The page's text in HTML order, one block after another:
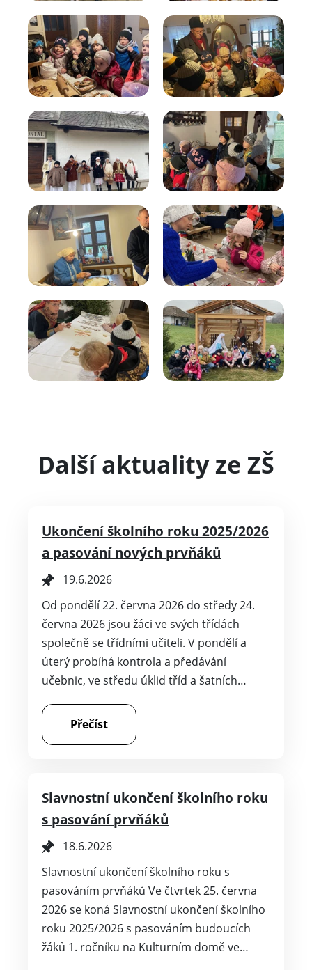
Další aktuality ze ZŠ
Ukončení školního roku 2025/2026
a pasování nových prvňáků
19.6.2026
Od pondělí 22. června 2026 do středy 24.
června 2026 jsou žáci ve svých třídách
společně se třídními učiteli. V pondělí a
úterý probíhá kontrola a předávání
učebnic, ve středu úklid tříd a šatních…
Přečíst
Slavnostní ukončení školního roku
s pasování prvňáků
18.6.2026
Slavnostní ukončení školního roku s
pasováním prvňáků Ve čtvrtek 25. června
2026 se koná Slavnostní ukončení školního
roku 2025/2026 s pasováním budoucích
žáků 1. ročníku na Kulturním domě ve…